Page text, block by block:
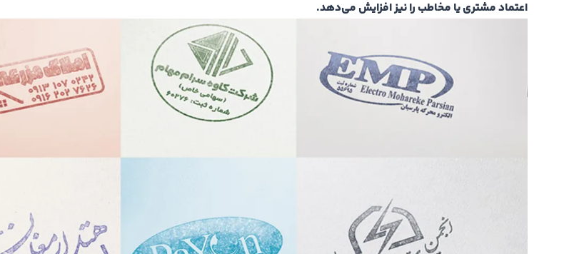
اعتماد مشتری یا مخاطب را نیز افزایش می‌دهد.